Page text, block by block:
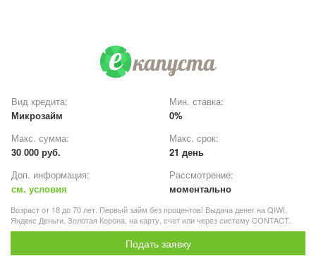
Вид кредита:
Микрозайм
Мин. ставка:
0%
Макс. сумма:
30 000 руб.
Макс. срок:
21 день
Доп. информация:
см. условия
Рассмотрение:
моментально
Возраст от 18 до 70 лет. Первый займ без процентов! Выдача денег на QIWI,
Яндекс Деньги, Золотая Корона, на карту, счет или через систему CONTACT.
Подать заявку